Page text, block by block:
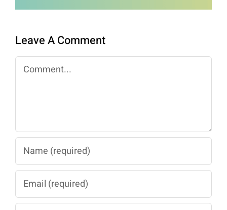
Leave A Comment
Comment